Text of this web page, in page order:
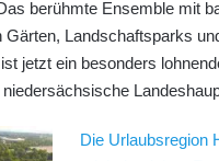
berühmte Ensemble mit
Gärten, Landschaftsparks
jetzt ein besonders
Die Urlaubsregion